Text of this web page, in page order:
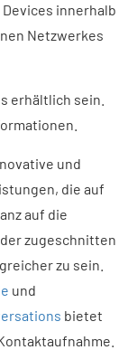
innerhalb
Netzwerkes
erhältlich sein.
und
die auf
auf die
zugeschnitten
zu sein.
und
bietet